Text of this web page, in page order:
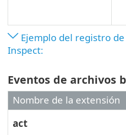
Ejemplo del registro de
Inspect:
Eventos de archivos
Nombre de la extensión
act